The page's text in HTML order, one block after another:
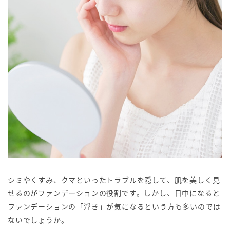
シミやくすみ、クマといったトラブルを隠して、肌を美しく見
せるのがファンデーションの役割です。しかし、日中になると
ファンデーションの「浮き」が気になるという方も多いのでは
ないでしょうか。